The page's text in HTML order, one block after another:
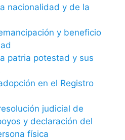
nacionalidad y de la
y beneficio
patria potestad y sus
en el Registro
judicial de
y declaración del
física